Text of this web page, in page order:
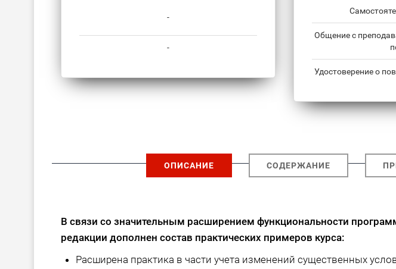
-
-
Общение с
Удостоверение о
ОПИСАНИЕ СОДЕРЖАНИЕ
В связи со значительным расширением функциональности
редакции дополнен состав практических примеров курса:
Расширена практика в части учета изменений существенных